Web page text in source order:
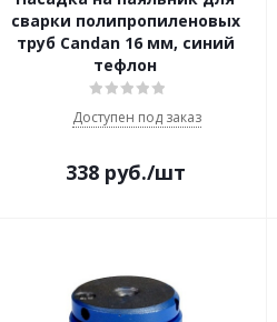
сварки полипропиленовых
труб Candan 16 мм, синий
тефлон
Доступен под заказ
338руб./шт